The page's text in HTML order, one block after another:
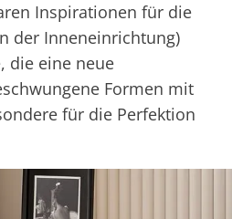
Inspirationen für die
der Inneneinrichtung)
die eine neue
Formen mit
für die Perfektion